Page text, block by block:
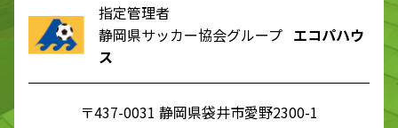
指定管理者
静岡県サッカー協会グループ エコパハウ
ス
〒437-0031 静岡県袋井市愛野2300-1